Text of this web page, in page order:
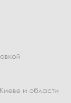
и области